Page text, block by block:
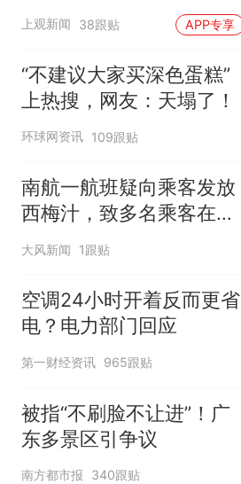
寻味
上观新闻 38跟贴 APP专享
“不建议大家买深色蛋糕”
上热搜，网友：天塌了！
环球网资讯 109跟贴
南航一航班疑向乘客发放
西梅汁，致多名乘客在飞
行途中排队上厕所！乘
厕所；客服回应：并非每
架飞机都会发放西梅汁
大风新闻 1跟贴
空调24小时开着反而更省
电？电力部门回应
第一财经资讯 965跟贴
被指“不刷脸不让进”！广
东多景区引争议
南方都市报 340跟贴